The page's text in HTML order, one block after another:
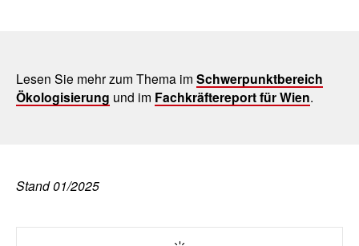
Lesen Sie mehr zum Thema im Schwerpunktbereich
Ökologisierung und im Fachkräftereport für Wien.
Stand 01/2025